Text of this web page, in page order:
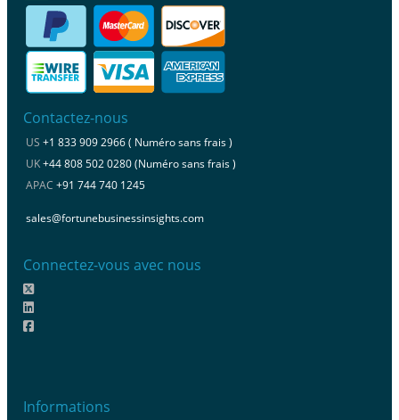
Contactez-nous
US +1 833 909 2966 ( Numéro sans frais )
UK+44 808 502 0280 (Numéro sans frais )
APAC +91 744 740 1245
sales@fortunebusinessinsights.com
Connectez-vous avec nous
Informations